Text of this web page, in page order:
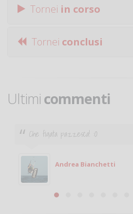
Tornei in corso
Tornei conclusi
Ultimi commenti